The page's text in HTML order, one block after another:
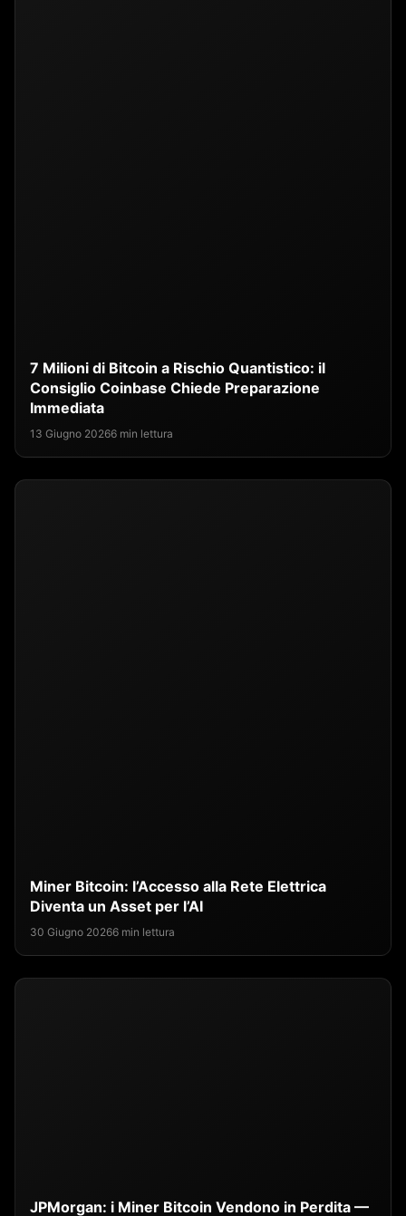
7 Milioni di Bitcoin a Rischio Quantistico: il
Consiglio Coinbase Chiede Preparazione
Immediata
13 Giugno 20266 min lettura
Miner Bitcoin: l’Accesso alla Rete Elettrica
Diventa un Asset per l’AI
30 Giugno 20266 min lettura
JPMorgan: i Miner Bitcoin Vendono in Perdita —